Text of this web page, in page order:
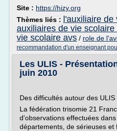
Site : https://hizy.org
Thèmes liés :
l'auxiliaire
auxiliaires de vie scolaire
vie scolaire avs / role de
recommandation d'un enseignant
Les ULIS -
juin 2010
Des difficultés autour des ULIS
La fédération trisomie 21
d'observations effectuées
départements, de sérieuses et